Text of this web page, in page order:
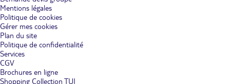
Mentions légales
Politique de cookies
Gérer mes cookies
Plan du site
Politique de confidentialité
Services
CGV
Brochures en ligne
Shopping Collection TUI